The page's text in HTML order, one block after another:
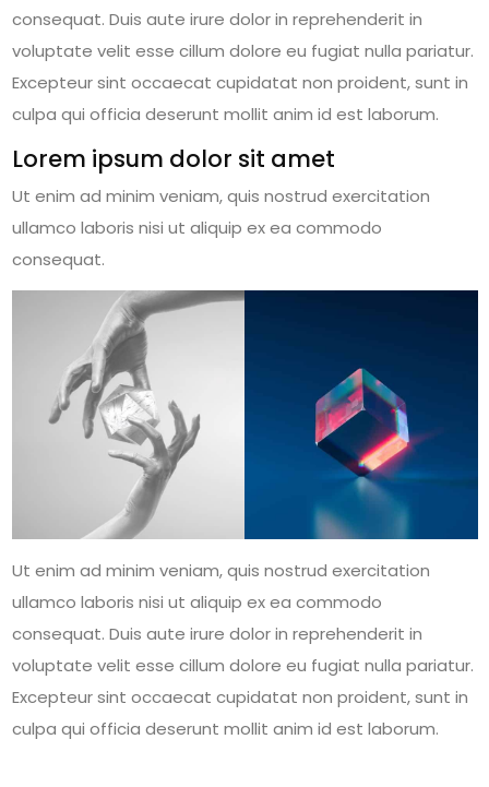
consequat. Duis aute irure dolor in reprehenderit in
voluptate velit esse cillum dolore eu fugiat nulla pariatur.
Excepteur sint occaecat cupidatat non proident, sunt in
culpa qui officia deserunt mollit anim id est laborum.
Lorem ipsum dolor sit amet
Ut enim ad minim veniam, quis nostrud exercitation
ullamco laboris nisi ut aliquip ex ea commodo
consequat.
Ut enim ad minim veniam, quis nostrud exercitation
ullamco laboris nisi ut aliquip ex ea commodo
consequat. Duis aute irure dolor in reprehenderit in
voluptate velit esse cillum dolore eu fugiat nulla pariatur.
Excepteur sint occaecat cupidatat non proident, sunt in
culpa qui officia deserunt mollit anim id est laborum.